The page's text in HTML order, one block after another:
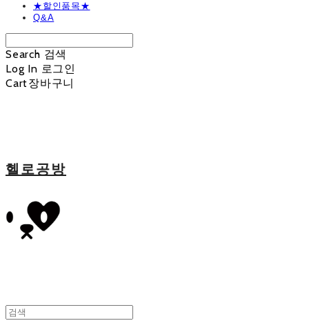
★할인품목★
Q&A
Search 검색
Log In 로그인
Cart장바구니
헬로공방